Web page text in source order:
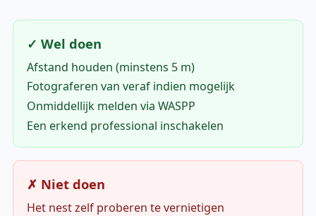
✓ Wel doen
Afstand houden (minstens 5 m)
Fotograferen van veraf indien mogelijk
Onmiddellijk melden via WASPP
Een erkend professional inschakelen
✗ Niet doen
Het nest zelf proberen te vernietigen